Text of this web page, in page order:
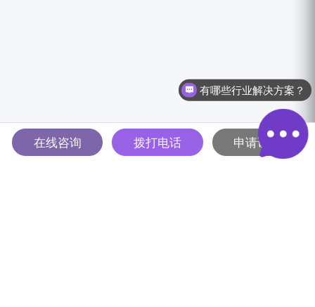
有哪些行业解决方案？
在线咨询 拨打电话 申请试用